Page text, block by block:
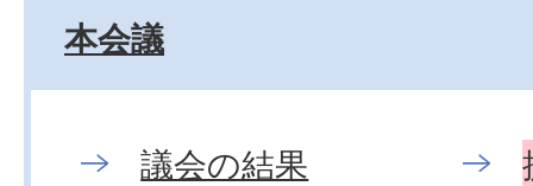
本会議
議会の結果